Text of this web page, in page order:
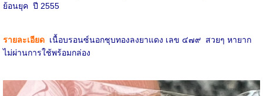
ย้อนยุค ปี 2555
รายละเอียด เนื้อบรอนซ์นอกชุบทองลงยาแดง เลข ๔๗๙ สวยๆ หายาก
ไม่ผ่านการใช้พร้อมกล่อง